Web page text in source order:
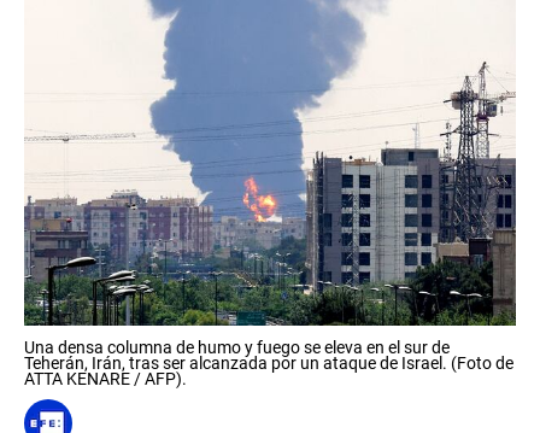
Una densa columna de humo y fuego se eleva en el sur de
Teherán, Irán, tras ser alcanzada por un ataque de Israel. (Foto de
ATTA KENARE / AFP).